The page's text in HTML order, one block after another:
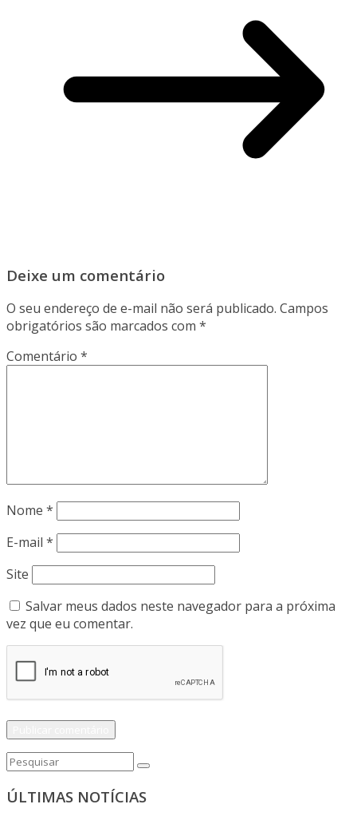
Deixe um comentário
O seu endereço de e-mail não será publicado. Campos
obrigatórios são marcados com *
Comentário *
Nome *
E-mail *
Site
Salvar meus dados neste navegador para a próxima
vez que eu comentar.
ÚLTIMAS NOTÍCIAS